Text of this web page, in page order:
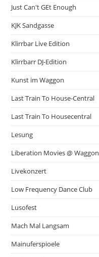
Just Can't GEt Enough
KJK Sandgasse
Klirrbar Live Edition
Klirrbarr DJ-Edition
Kunst im Waggon
Last Train To House-Central
Last Train To Housecentral
Lesung
Liberation Movies @ Waggon
Livekonzert
Low Frequency Dance Club
Lusofest
Mach Mal Langsam
Mainuferspioele